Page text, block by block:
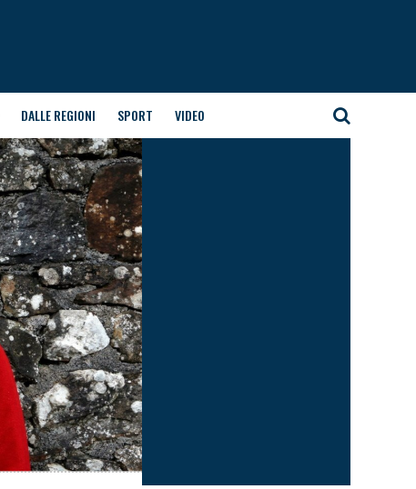
DALLE REGIONI SPORT VIDEO